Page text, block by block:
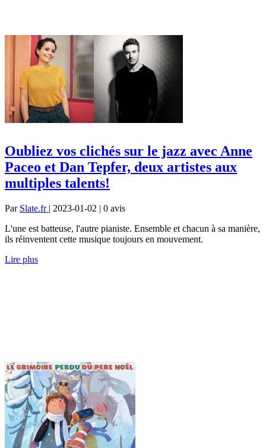
Oubliez vos clichés sur le jazz avec Anne
Paceo et Dan Tepfer, deux artistes aux
multiples talents!
Par Slate.fr | 2023-01-02 | 0 avis
L'une est batteuse, l'autre pianiste. Ensemble et chacun à sa manière,
ils réinventent cette musique toujours en mouvement.
Lire plus